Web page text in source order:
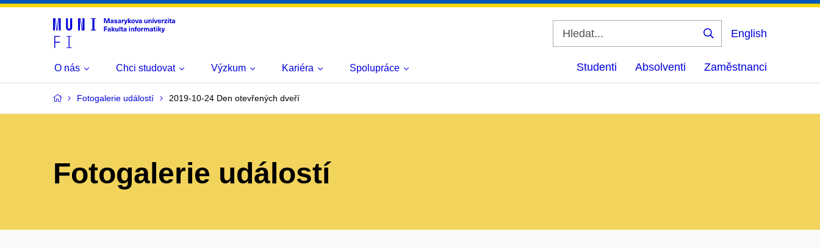
Vyhledat
English
O nás Chci studovat Výzkum Kariéra Spolupráce Studenti Absolventi Zaměstnanci
Fotogalerie událostí 2019-10-24 Den otevřených dveří
Fotogalerie událostí